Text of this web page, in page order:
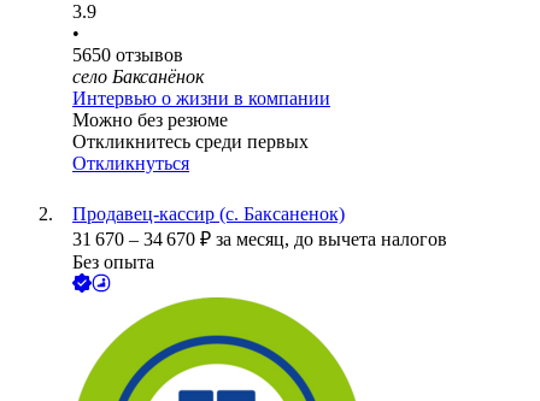
3.9
•
5650 отзывов
село Баксанёнок
Интервью о жизни в компании
Можно без резюме
Откликнитесь среди первых
Откликнуться
Продавец-кассир (с. Баксаненок)
31 670 – 34 670 ₽ за месяц, до вычета налогов
Без опыта